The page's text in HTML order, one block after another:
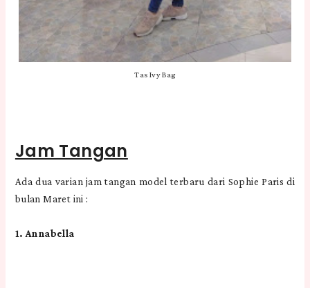
Tas Ivy Bag
Jam Tangan
Ada dua varian jam tangan model terbaru dari Sophie Paris di
bulan Maret ini :
1. Annabella